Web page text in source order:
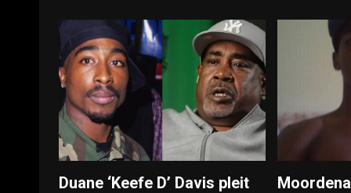
Duane ‘Keefe D’ Davis pleit